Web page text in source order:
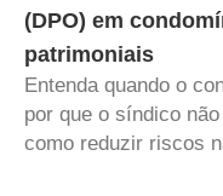
(DPO) em
patrimoniais
Entenda quando o
por que o síndico
como reduzir riscos